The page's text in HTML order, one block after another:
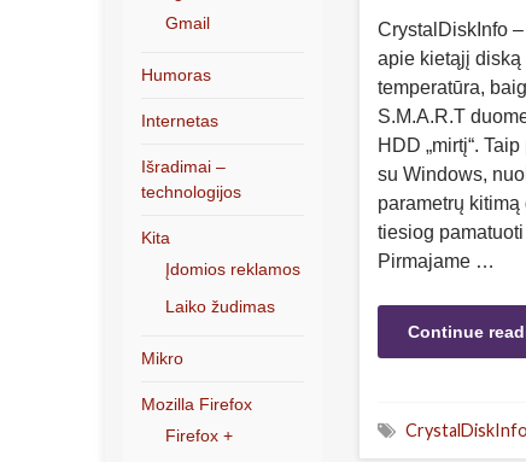
CrystalDiskInfo
apie kietąjį diską
temperatūra,
S.M.A.R.T
HDD „mirtį“.
su Windows,
parametrų
tiesiog
Pirmajame …
Continue
CrystalDiskInfo
Gmail
Humoras
Internetas
Išradimai –
technologijos
Kita
Įdomios reklamos
Laiko žudimas
Mikro
Mozilla Firefox
Firefox +